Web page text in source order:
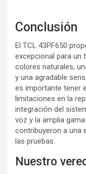
Conclusión
El TCL 43PF650
excepcional para un
colores naturales,
y una agradable
es importante tener
limitaciones en la
integración del
voz y la amplia
contribuyeron a una
las pruebas.
Nuestro